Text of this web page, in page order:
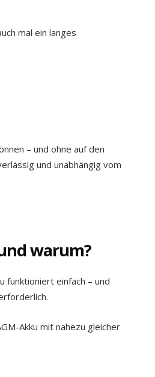
mal ein langes
– und ohne auf den
und unabhängig vom
warum?
funktioniert einfach – und
Akku mit nahezu gleicher